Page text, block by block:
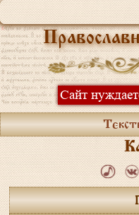
Сайт